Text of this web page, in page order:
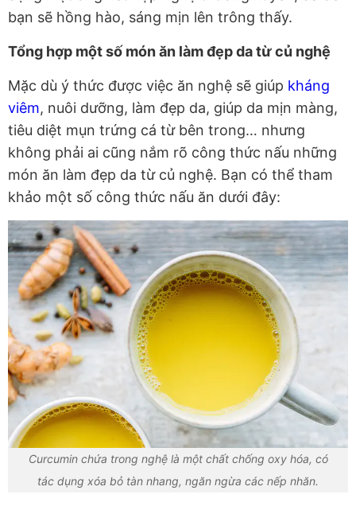
bạn sẽ hồng hào, sáng mịn lên trông thấy.
Tổng hợp một số món ăn làm đẹp da từ củ nghệ
Mặc dù ý thức được việc ăn nghệ sẽ giúp kháng
viêm, nuôi dưỡng, làm đẹp da, giúp da mịn màng,
tiêu diệt mụn trứng cá từ bên trong… nhưng
không phải ai cũng nắm rõ công thức nấu những
món ăn làm đẹp da từ củ nghệ. Bạn có thể tham
khảo một số công thức nấu ăn dưới đây:
Curcumin chứa trong nghệ là một chất chống oxy hóa, có
tác dụng xóa bỏ tàn nhang, ngăn ngừa các nếp nhăn.